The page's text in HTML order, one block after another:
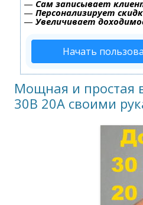
— Сам записывает
— Персонализирует
— Увеличивает
Начать
Мощная и простая
30В 20А своими